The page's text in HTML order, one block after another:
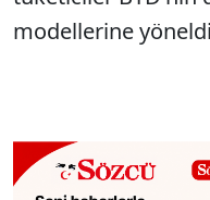
modellerine